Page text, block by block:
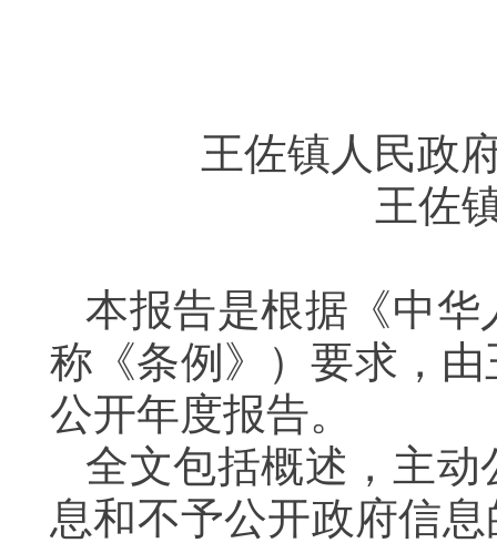
王佐镇人民政
王佐
本报告是根据《中
称《条例》）要求，
公开年度报告。
全文包括概述，主
息和不予公开政府信